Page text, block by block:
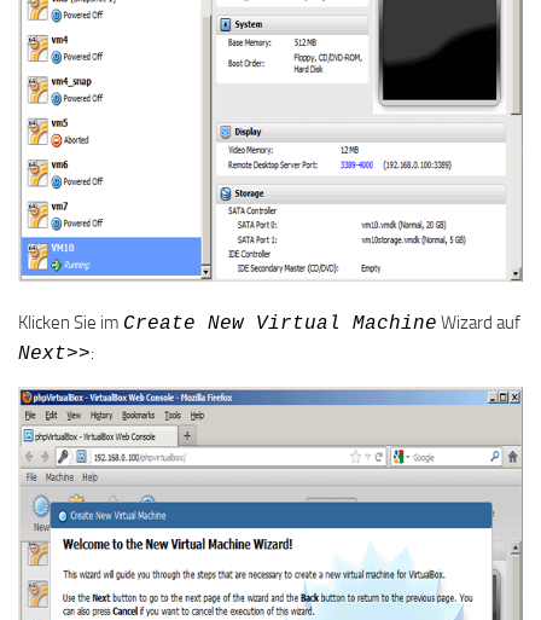
Klicken Sie im Create New Virtual Machine Wizard auf
Next>>: